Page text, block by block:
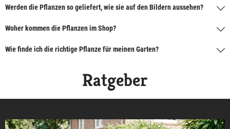
Werden die Pflanzen so geliefert, wie sie auf den Bildern aussehen?
Woher kommen die Pflanzen im Shop?
Wie finde ich die richtige Pflanze für meinen Garten?
Ratgeber